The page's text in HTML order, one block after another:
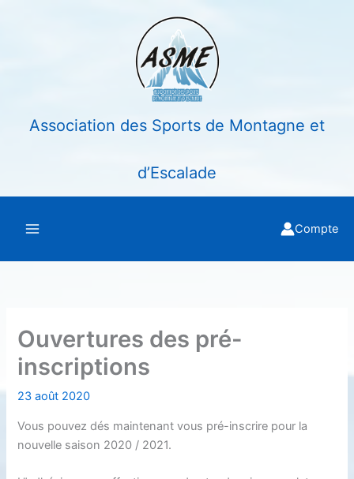
Association des Sports de Montagne et
d’Escalade
Compte
Ouvertures des pré-
inscriptions
23 août 2020
Vous pouvez dés maintenant vous pré-inscrire pour la
nouvelle saison 2020 / 2021.